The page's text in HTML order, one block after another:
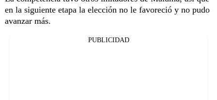
en la siguiente etapa la elección no le favoreció y no pudo
avanzar más.
PUBLICIDAD